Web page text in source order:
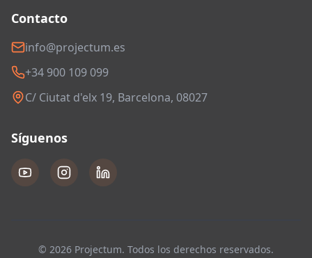
Contacto
info@projectum.es
+34 900 109 099
C/ Ciutat d'elx 19, Barcelona, 08027
Síguenos
© 2026 Projectum. Todos los derechos reservados.